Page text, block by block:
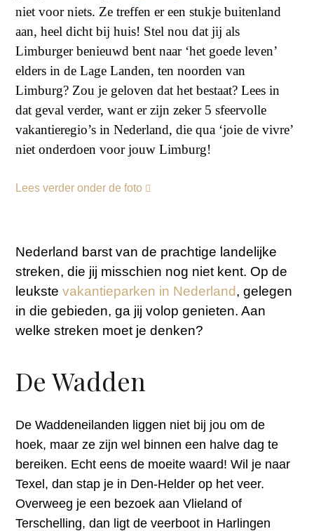
niet voor niets. Ze treffen er een stukje buitenland
aan, heel dicht bij huis! Stel nou dat jij als
Limburger benieuwd bent naar ‘het goede leven’
elders in de Lage Landen, ten noorden van
Limburg? Zou je geloven dat het bestaat? Lees in
dat geval verder, want er zijn zeker 5 sfeervolle
vakantieregio’s in Nederland, die qua ‘joie de vivre’
niet onderdoen voor jouw Limburg!
Lees verder onder de foto
Nederland barst van de prachtige landelijke
streken, die jij misschien nog niet kent. Op de
leukstevakantieparken in Nederland, gelegen
in die gebieden, ga jij volop genieten. Aan
welke streken moet je denken?
De Wadden
De Waddeneilanden liggen niet bij jou om de
hoek, maar ze zijn wel binnen een halve dag te
bereiken. Echt eens de moeite waard! Wil je naar
Texel, dan stap je in Den-Helder op het veer.
Overweeg je een bezoek aan Vlieland of
Terschelling, dan ligt de veerboot in Harlingen